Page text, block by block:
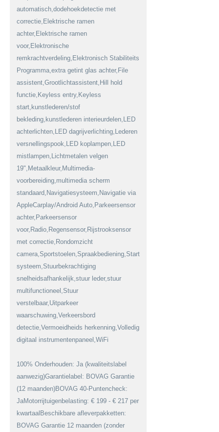
automatisch,dodehoekdetectie met
correctie,Elektrische ramen
achter,Elektrische ramen
voor,Elektronische
remkrachtverdeling,Elektronisch Stabiliteits
Programma,extra getint glas achter,File
assistent,Grootlichtassistent,Hill hold
functie,Keyless entry,Keyless
start,kunstlederen/stof
bekleding,kunstlederen interieurdelen,LED
achterlichten,LED dagrijverlichting,Lederen
versnellingspook,LED koplampen,LED
mistlampen,Lichtmetalen velgen
19",Metaalkleur,Multimedia-
voorbereiding,multimedia scherm
standaard,Navigatiesysteem,Navigatie via
AppleCarplay/Android Auto,Parkeersensor
achter,Parkeersensor
voor,Radio,Regensensor,Rijstrooksensor
met correctie,Rondomzicht
camera,Sportstoelen,Spraakbediening,Start/stop
systeem,Stuurbekrachtiging
snelheidsafhankelijk,stuur leder,stuur
multifunctioneel,Stuur
verstelbaar,Uitparkeer
waarschuwing,Verkeersbord
detectie,Vermoeidheids herkenning,Volledig
digitaal instrumentenpaneel,WiFi
100% Onderhouden: Ja (kwaliteitslabel
aanwezig)Garantielabel: BOVAG Garantie
(12 maanden)BOVAG 40-Puntencheck:
JaMotorrijtuigenbelasting: € 199 - € 217 per
kwartaalBeschikbare afleverpakketten:
BOVAG Garantie 12 maanden (zonder